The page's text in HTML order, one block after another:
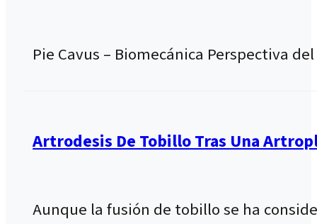
Pie Cavus – Biomecánica Perspectiva
Artrodesis De Tobillo Tras Una
Aunque la fusión de tobillo se ha